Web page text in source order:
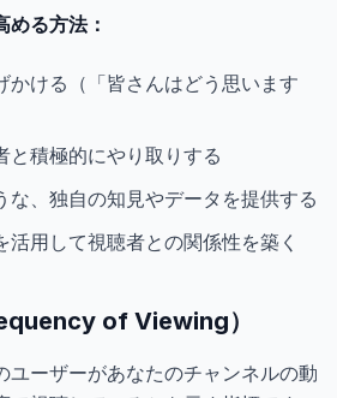
める方法：
かける（「皆さんはどう思います
と積極的にやり取りする
な、独自の知見やデータを提供する
活用して視聴者との関係性を築く
of Viewing）
ユーザーがあなたのチャンネルの動